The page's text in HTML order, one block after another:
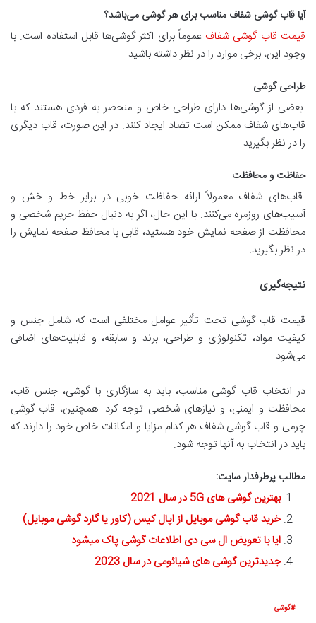
آیا قاب گوشی شفاف مناسب برای هر گوشی می‌باشد؟
قیمت قاب گوشی شفاف عموماً برای اکثر گوشی‌ها قابل استفاده است. با
وجود این، برخی موارد را در نظر داشته باشید
طراحی گوشی
بعضی از گوشی‌ها دارای طراحی خاص و منحصر به فردی هستند که با
قاب‌های شفاف ممکن است تضاد ایجاد کنند. در این صورت، قاب دیگری
را در نظر بگیرید.
حفاظت و محافظت
قاب‌های شفاف معمولاً ارائه حفاظت خوبی در برابر خط و خش و
آسیب‌های روزمره می‌کنند. با این حال، اگر به دنبال حفظ حریم شخصی و
محافظت از صفحه نمایش خود هستید، قابی با محافظ صفحه نمایش را
در نظر بگیرید.
نتیجه‌گیری
قیمت قاب گوشی تحت تأثیر عوامل مختلفی است که شامل جنس و
کیفیت مواد، تکنولوژی و طراحی، برند و سابقه، و قابلیت‌های اضافی
می‌شود.
در انتخاب قاب گوشی مناسب، باید به سازگاری با گوشی، جنس قاب،
محافظت و ایمنی، و نیازهای شخصی توجه کرد. همچنین، قاب گوشی
چرمی و قاب گوشی شفاف هر کدام مزایا و امکانات خاص خود را دارند که
باید در انتخاب به آنها توجه شود.
مطالب پرطرفدار سایت:
بهترین گوشی های 5G در سال 2021
خرید قاب گوشی موبایل از اپال کیس (کاور یا گارد گوشی موبایل)
ایا با تعویض ال سی دی اطلاعات گوشی پاک میشود
جدیدترین گوشی های شیائومی در سال 2023
گوشی